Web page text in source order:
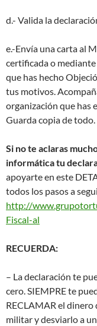
d.- Valida la
e.-Envía una carta al
certificada o
que has hecho
tus motivos.
organización que has
Guarda copia de todo.
Si no te aclaras
informática tu
apoyarte en este
todos los pasos a
http://
Fiscal-al
RECUERDA:
– La declaración te
cero. SIEMPRE te
RECLAMAR el dinero
militar y desviarlo a